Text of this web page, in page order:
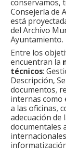
conservamos,
Consejería de
está
del Archivo
Ayuntamiento.
Entre los
encuentran la
técnicos:
Descripción,
documentos,
internas como
a las oficinas,
adecuación de
documentales